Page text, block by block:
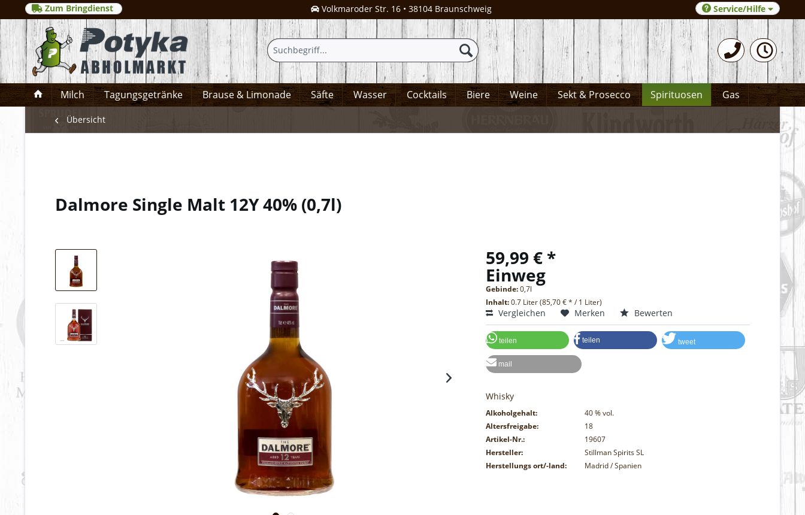
Zum Bringdienst Volkmaroder Str. 16 • 38104 Braunschweig 0531-372066
Service/Hilfe
Milch Tagungsgetränke Brause & Limonade Säfte Wasser Cocktails Biere Weine Sekt & Prosecco Spirituosen Gas
Übersicht
Dalmore Single Malt 12Y 40% (0,7l)
59,99 € *
Einweg
Gebinde:0,7l
Inhalt:0.7 Liter (85,70 € * / 1 Liter)
Vergleichen Merken Bewerten
teilen teilen tweet
mail
Whisky
Alkoholgehalt: 40% vol.
Altersfreigabe:
18
Artikel-Nr.:
19607
Hersteller:
Stillman Spirits SL
Herstellungs ort/-land:
Madrid / Spanien